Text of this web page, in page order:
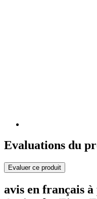
Evaluations du
Evaluer ce produit
avis en français